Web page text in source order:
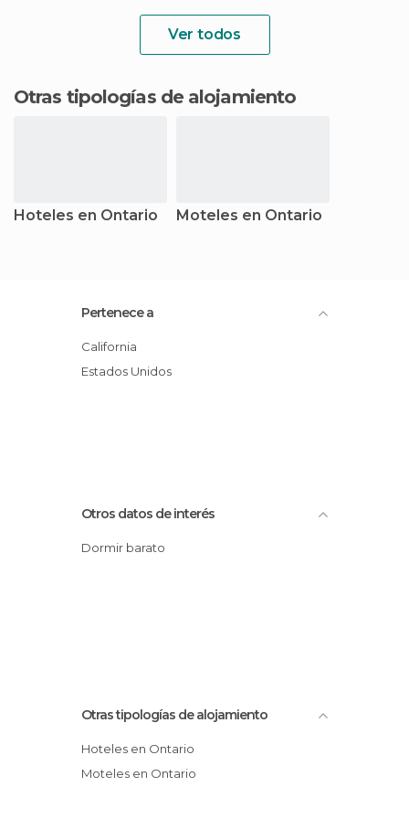
Ver todos
Otras tipologías de alojamiento
Hoteles en Ontario Moteles en Ontario
Pertenece a
California
Estados Unidos
Otros datos de interés
Dormir barato
Otras tipologías de alojamiento
Hoteles en Ontario
Moteles en Ontario